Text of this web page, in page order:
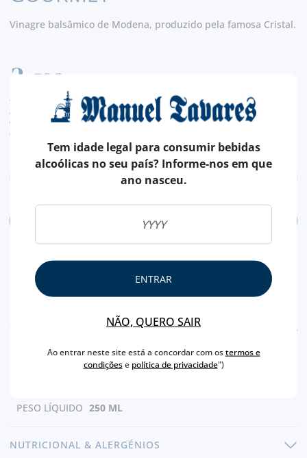
Vinagre balsâmico de Modena, produzido pela famosa Cristal.
3, 50€
TAXA LEGAL EM VIGOR INCLUÍDO.
despesas de envio calculadas na finalização da compra
valor de conversão meramente indicativo, sendo a transação da encomenda, efetuada
em euros (€).
ADICIONAR
ENTROCAMENTO
PESO LÍQUIDO 250 ML
NUTRICIONAL & ALERGÉNIOS
Tem idade legal para consumir bebidas
alcoólicas no seu país? Informe-nos em que
ano nasceu.
ENTRAR
NÃO, QUERO SAIR
Ao entrar neste site está a concordar com ostermos e
condiçõese política de privacidade")